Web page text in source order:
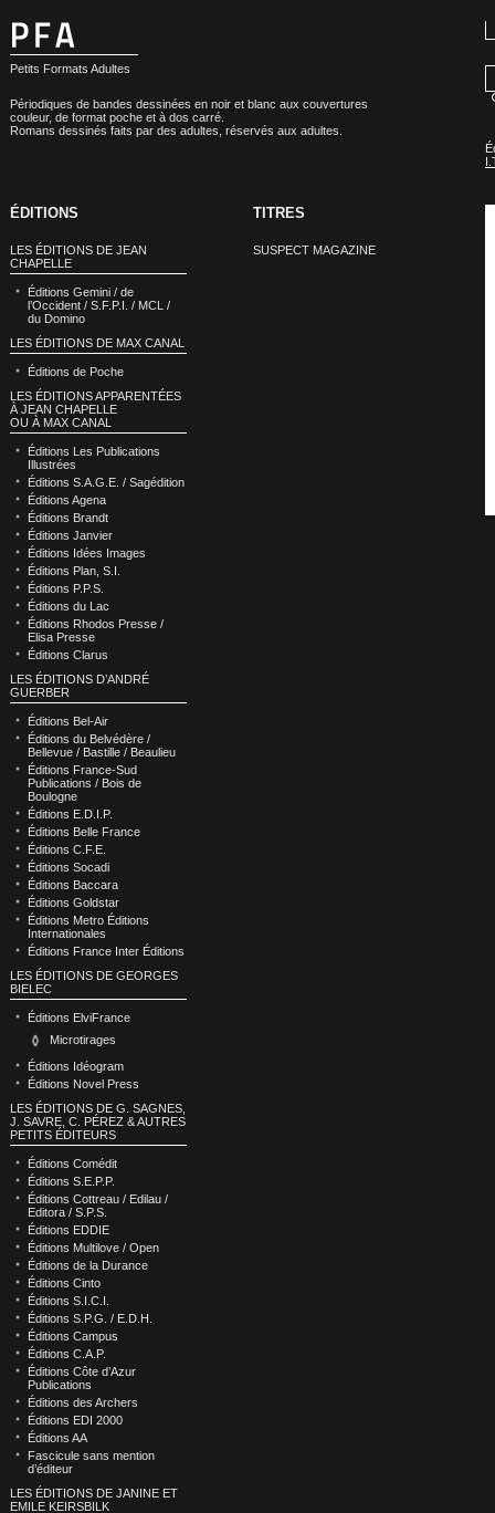
Petits Formats Adultes
Périodiques de bandes dessinées en noir et blanc aux couvertures
couleur, de format poche et à dos carré.
Romans dessinés faits par des adultes, réservés aux adultes.
ÉDITIONS
LES ÉDITIONS DE JEAN
CHAPELLE
Éditions Gemini / de
l’Occident / S.F.P.I. / MCL /
du Domino
LES ÉDITIONS DE MAX CANAL
Éditions de Poche
LES ÉDITIONS APPARENTÉES
À JEAN CHAPELLE
OU À MAX CANAL
Éditions Les Publications
Illustrées
Éditions S.A.G.E. / Sagédition
Éditions Agena
Éditions Brandt
Éditions Janvier
Éditions Idées Images
Éditions Plan, S.I.
Éditions P.P.S.
Éditions du Lac
Éditions Rhodos Presse /
Elisa Presse
Éditions Clarus
LES ÉDITIONS D’ANDRÉ
GUERBER
Éditions Bel-Air
Éditions du Belvédère /
Bellevue / Bastille / Beaulieu
Éditions France-Sud
Publications / Bois de
Boulogne
Éditions E.D.I.P.
Éditions Belle France
Éditions C.F.E.
Éditions Socadi
Éditions Baccara
Éditions Goldstar
Éditions Metro Éditions
Internationales
Éditions France Inter Éditions
LES ÉDITIONS DE GEORGES
BIELEC
Éditions ElviFrance
Microtirages
Éditions Idéogram
Éditions Novel Press
LES ÉDITIONS DE G. SAGNES,
J. SAVRE, C. PÉREZ & AUTRES
PETITS ÉDITEURS
Éditions Comédit
Éditions S.E.P.P.
Éditions Cottreau / Edilau /
Editora / S.P.S.
Éditions EDDIE
Éditions Multilove / Open
Éditions de la Durance
Éditions Cinto
Éditions S.I.C.I.
Éditions S.P.G. / E.D.H.
Éditions Campus
Éditions C.A.P.
Éditions Côte d’Azur
Publications
Éditions des Archers
Éditions EDI 2000
Éditions AA
Fascicule sans mention
d’éditeur
LES ÉDITIONS DE JANINE ET
EMILE KEIRSBILK
TITRES
SUSPECT MAGAZINE